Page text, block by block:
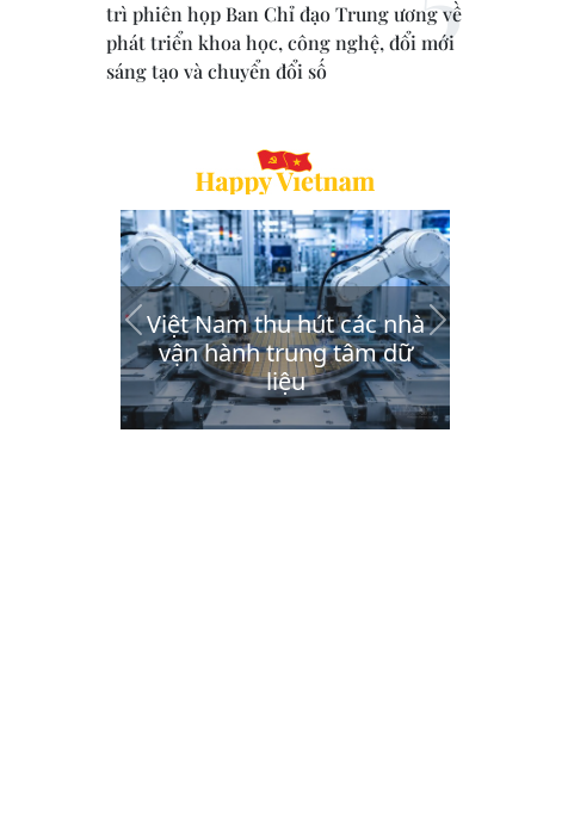
trì phiên họp Ban Chỉ đạo Trung ương về
phát triển khoa học, công nghệ, đổi mới
sáng tạo và chuyển đổi số